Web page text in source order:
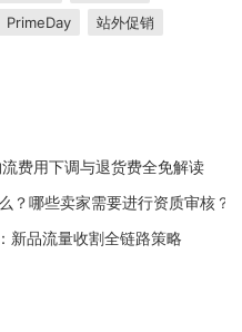
PrimeDay
站外促销
费用下调与退货费全免解读
？哪些卖家需要进行资质审核？
新品流量收割全链路策略